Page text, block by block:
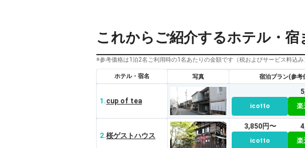
これからご紹介するホテル・宿
※参考価格は1泊2名ご利用時の1名あたりの金額です（税およびサービス料込み
ホテル・宿名 写真 宿泊プラン(参考
1.cup of tea
icotto 楽
2.桜ゲストハウス
3,850円〜
icotto 楽